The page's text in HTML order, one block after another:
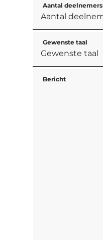
Aantal deelnemers
Gewenste taal
Bericht